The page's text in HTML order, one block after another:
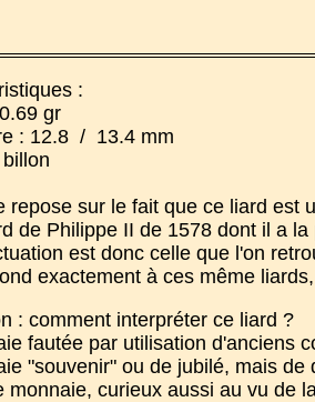
:
gr
: 12.8 / 13.4 mm
repose sur le fait que ce liard est
de Philippe II de 1578 dont il a
est donc celle que l'on
exactement à ces même
: comment interpréter ce liard ?
fautée par utilisation d'anciens
"souvenir" ou de jubilé, mais de
monnaie, curieux aussi au vu de